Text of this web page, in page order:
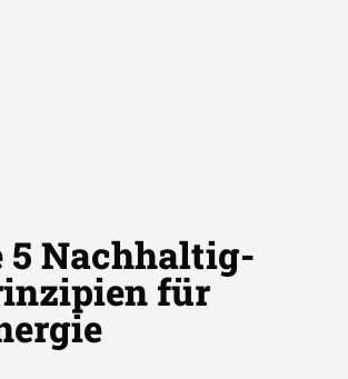
5 Nach­­haltig­­
für